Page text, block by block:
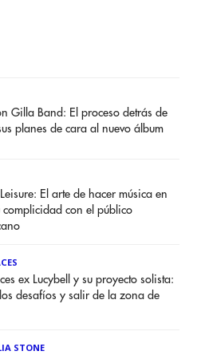
Gilla Band: El proceso detrás de
planes de cara al nuevo álbum
El arte de hacer música en
complicidad con el público
ex Lucybell y su proyecto solista:
desafíos y salir de la zona de
STONE